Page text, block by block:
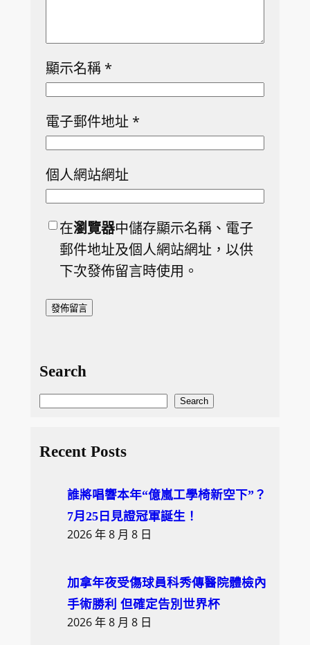
顯示名稱 *
電子郵件地址 *
個人網站網址
在瀏覽器中儲存顯示名稱、電子
郵件地址及個人網站網址，以供
下次發佈留言時使用。
Search
S
a
Search
Recent Posts
誰將唱響本年“億嵐工學椅新空下”？
7月25日見證冠軍誕生！
2026 年 8 月 8 日
加拿年夜受傷球員科秀傳醫院體檢內
手術勝利 但確定告別世界杯
2026 年 8 月 8 日